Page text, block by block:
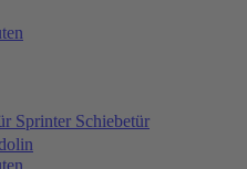
Sprinter Schiebetür